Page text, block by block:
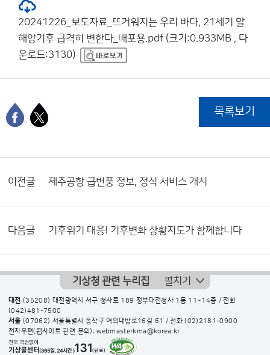
20241226_보도자료_뜨거워지는 우리 바다, 21세기 말
해양기후 급격히 변한다_배포용.pdf (크기:0.933MB , 다
운로드:3130)
목록보기
이전글 제주공항 급변풍 정보, 정식 서비스 개시
다음글 기후위기 대응! 기후변화 상황지도가 함께합니다
기상청 관련 누리집 펼치기
대전 (35208) 대전광역시 서구 청사로 189 정부대전청사 1동 11~14층 / 전화
(042)481-7500
서울 (07062) 서울특별시 동작구 여의대방로16길 61 / 전화(02)2181-0900
전자우편(웹사이트 관련 문의): webmasterkma@korea.kr